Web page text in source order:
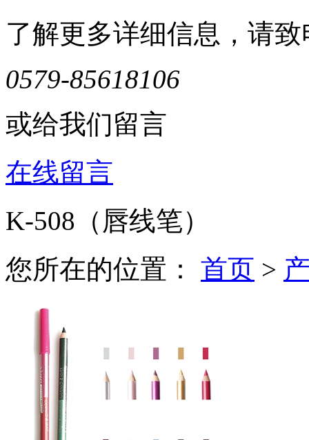
了解更多详细信息，请致
0579-85618106
或给我们留言
在线留言
K-508（唇线笔）
您所在的位置： 首页 >